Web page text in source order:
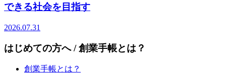
できる社会を目指す
2026.07.31
はじめての方へ / 創業手帳とは？
創業手帳とは？